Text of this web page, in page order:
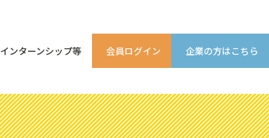
インターンシップ等 会員ログイン 企業の方はこちら